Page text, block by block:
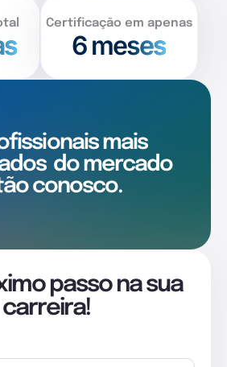
Certificação em apenas
6 meses
mais
do mercado
conosco.
passo na sua
carreira!